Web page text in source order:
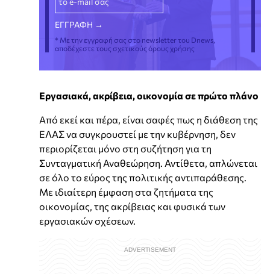
* Με την εγγραφή σας στο newsletter του Dnews,
αποδέχεστε τους σχετικούς όρους χρήσης
Εργασιακά, ακρίβεια, οικονομία σε πρώτο πλάνο
Από εκεί και πέρα, είναι σαφές πως η διάθεση της
ΕΛΑΣ να συγκρουστεί με την κυβέρνηση, δεν
περιορίζεται μόνο στη συζήτηση για τη
Συνταγματική Αναθεώρηση. Αντίθετα, απλώνεται
σε όλο το εύρος της πολιτικής αντιπαράθεσης.
Με ιδιαίτερη έμφαση στα ζητήματα της
οικονομίας, της ακρίβειας και φυσικά των
εργασιακών σχέσεων.